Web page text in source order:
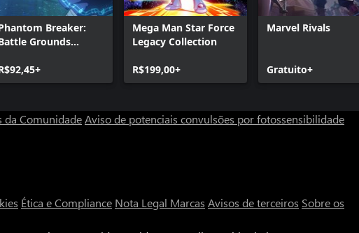
Breaker:
Grounds
Mega Man Star Force
Legacy Collection
R$199,00+
Marvel Rivals
Gratuito+
da ComunidadeAviso de potenciais convulsões por fotossensibilidade
Ética e Compliance Nota Legal Marcas Avisos de terceiros Sobre os